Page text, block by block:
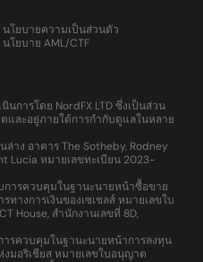
นโยบายความเป็นส่วนตัว
นโยบาย AML/CTF
นการโดย NordFX LTD ซึ่งเป็นส่วน
และอยู่ภายใต้การกำกับดูแลในหลาย
าง อาคาร The Sotheby, Rodney
Lucia หมายเลขทะเบียน 2023-
การควบคุมในฐานะนายหน้าซื้อขาย
างการเงินของเซเชลส์ หมายเลขใบ
House, สำนักงานเลขที่ 8D,
ารควบคุมในฐานะนายหน้าการลงทุน
มอริเชียส หมายเลขใบอนุญาต